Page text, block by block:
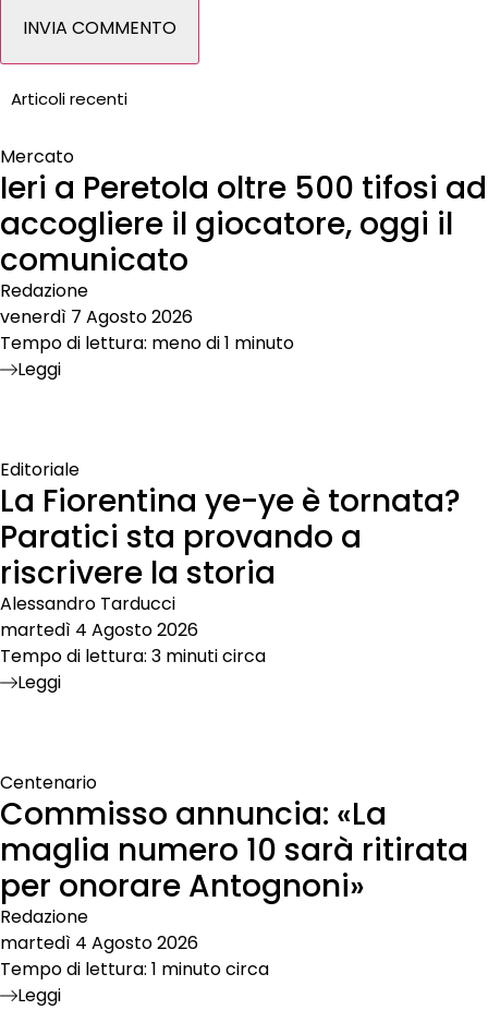
Articoli recenti
Mercato
Ieri a Peretola oltre 500 tifosi ad
accogliere il giocatore, oggi il
comunicato
Redazione
venerdì 7 Agosto 2026
Tempo di lettura: meno di 1 minuto
Leggi
Editoriale
La Fiorentina ye-ye è tornata?
Paratici sta provando a
riscrivere la storia
Alessandro Tarducci
martedì 4 Agosto 2026
Tempo di lettura: 3 minuti circa
Leggi
Centenario
Commisso annuncia: «La
maglia numero 10 sarà ritirata
per onorare Antognoni»
Redazione
martedì 4 Agosto 2026
Tempo di lettura: 1 minuto circa
Leggi